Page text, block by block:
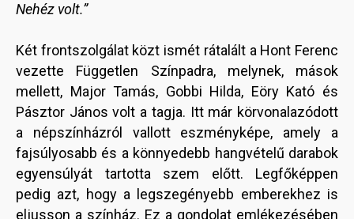
Nehéz volt.”
Két frontszolgálat közt ismét rátalált a Hont Ferenc
vezette Független Színpadra, melynek, mások
mellett, Major Tamás, Gobbi Hilda, Eöry Kató és
Pásztor János volt a tagja. Itt már körvonalazódott
a népszínházról vallott eszményképe, amely a
fajsúlyosabb és a könnyedebb hangvételű darabok
egyensúlyát tartotta szem előtt. Legfőképpen
pedig azt, hogy a legszegényebb emberekhez is
eljusson a színház. Ez a gondolat emlékezésében